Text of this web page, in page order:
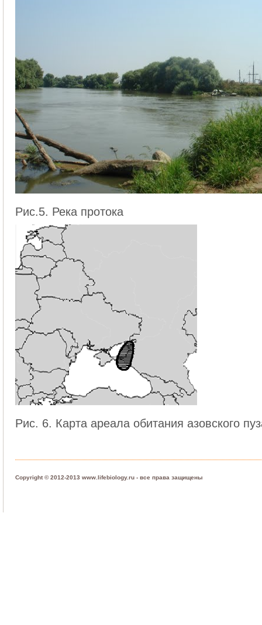
Рис.5. Река протока
Рис. 6. Карта ареала обитания азовского
Copyright © 2012-2013 www.lifebiology.ru - все права защищены